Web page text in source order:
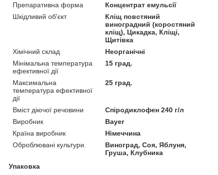
Препаративна форма
Концентрат емульсії
Шкідливий об'єкт
Кліщ повстяний
виноградний (коростяний
кліщ), Цикадка, Кліщі,
Щитівка
Хімічний склад
Неорганічні
Мінімальна температура
ефективної дії
15 град.
Максимальна
температура ефективної
дії
25 град.
Вміст діючої речовини
Спіродиклофен 240 г/л
Виробник
Bayer
Країна виробник
Німеччина
Оброблювані культури.
Виноград, Соя, Яблуня,
Груша, Клубника
Упаковка